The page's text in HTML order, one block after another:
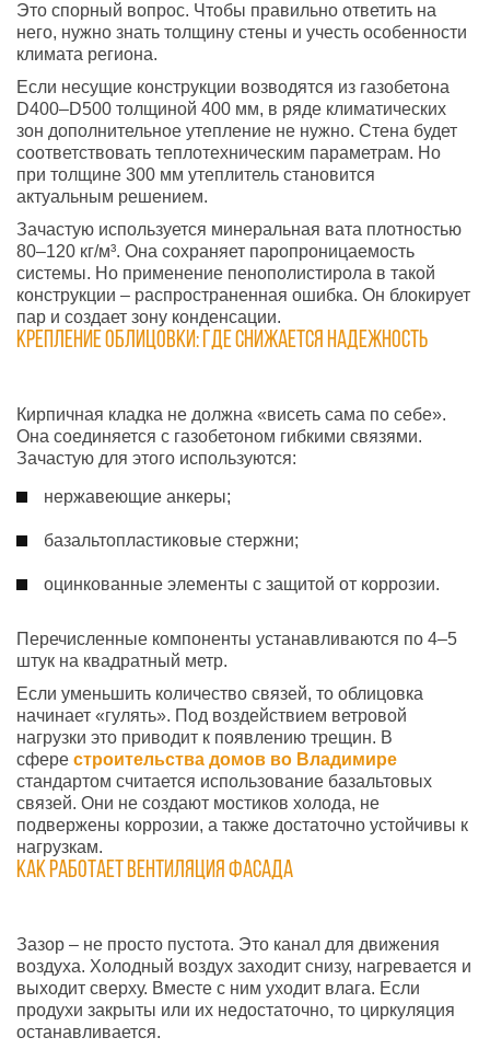
Это спорный вопрос. Чтобы правильно ответить на
него, нужно знать толщину стены и учесть особенности
климата региона.
Если несущие конструкции возводятся из газобетона
D400–D500 толщиной 400 мм, в ряде климатических
зон дополнительное утепление не нужно. Стена будет
соответствовать теплотехническим параметрам. Но
при толщине 300 мм утеплитель становится
актуальным решением.
Зачастую используется минеральная вата плотностью
80–120 кг/м³. Она сохраняет паропроницаемость
системы. Но применение пенополистирола в такой
конструкции – распространенная ошибка. Он блокирует
пар и создает зону конденсации.
Крепление облицовки: где снижается надежность
Кирпичная кладка не должна «висеть сама по себе».
Она соединяется с газобетоном гибкими связями.
Зачастую для этого используются:
нержавеющие анкеры;
базальтопластиковые стержни;
оцинкованные элементы с защитой от коррозии.
Перечисленные компоненты устанавливаются по 4–5
штук на квадратный метр.
Если уменьшить количество связей, то облицовка
начинает «гулять». Под воздействием ветровой
нагрузки это приводит к появлению трещин. В
сфере строительства домов во Владимире
стандартом считается использование базальтовых
связей. Они не создают мостиков холода, не
подвержены коррозии, а также достаточно устойчивы к
нагрузкам.
Как работает вентиляция фасада
Зазор – не просто пустота. Это канал для движения
воздуха. Холодный воздух заходит снизу, нагревается и
выходит сверху. Вместе с ним уходит влага. Если
продухи закрыты или их недостаточно, то циркуляция
останавливается.